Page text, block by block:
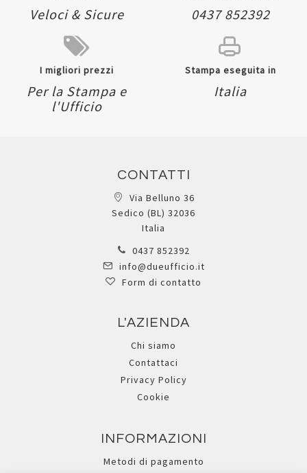
Veloci & Sicure 0437 852392
I migliori prezzi
Per la Stampa e
l'Ufficio
Stampa eseguita in
Italia
CONTATTI
Via Belluno 36
Sedico (BL) 32036
Italia
0437 852392
info@dueufficio.it
Form di contatto
L'AZIENDA
Chi siamo
Contattaci
Privacy Policy
Cookie
INFORMAZIONI
Metodi di pagamento